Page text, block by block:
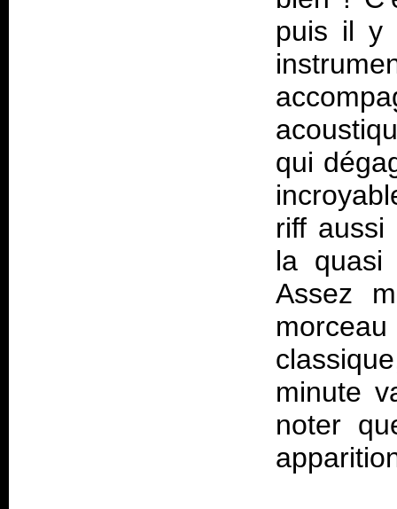
puis il y
qui
riff aussi
la quasi
Assez
minute
noter